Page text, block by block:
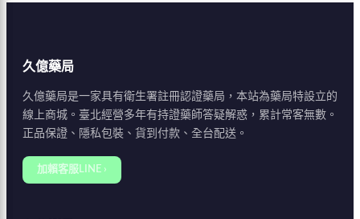
久億藥局
久億藥局是一家具有衛生署註冊認證藥局，本站為藥局特設立的
線上商城。臺北經營多年有持證藥師答疑解惑，累計常客無數。
正品保證、隱私包裝、貨到付款、全台配送。
加賴客服LINE ›